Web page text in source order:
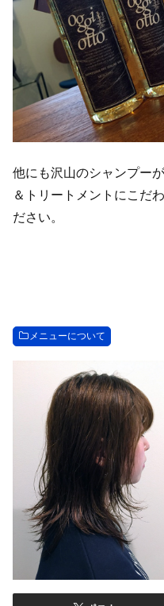
他にも沢山のシャンプー
＆トリートメントにこだ
ださい。
メニューについて